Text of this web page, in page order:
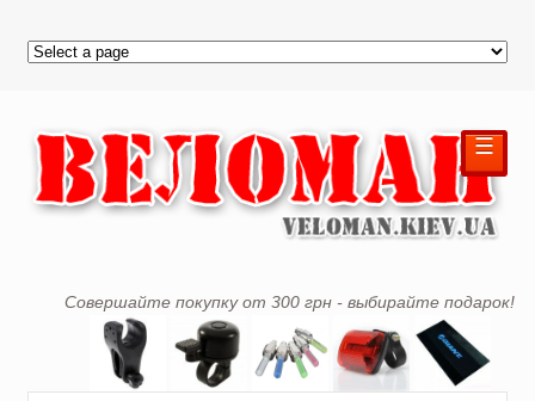
Совершайте покупку от 300 грн - выбирайте подарок!
☰